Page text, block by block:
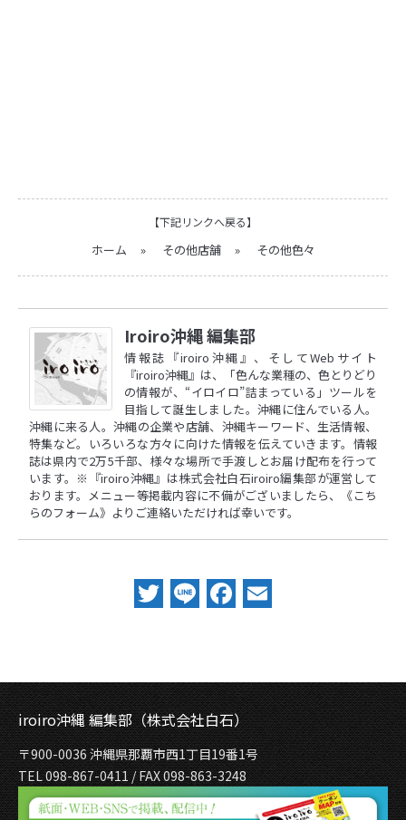
【下記リンクへ戻る】
ホーム » その他店舗 » その他色々
Iroiro沖縄 編集部
情報誌『iroiro沖縄』、そしてWebサイト
『iroiro沖縄』は、「色んな業種の、色とりどり
の情報が、“イロイロ”詰まっている」ツールを
目指して誕生しました。沖縄に住んでいる人。
沖縄に来る人。沖縄の企業や店舗、沖縄キーワード、生活情報、
特集など。いろいろな方々に向けた情報を伝えていきます。情報
誌は県内で2万5千部、様々な場所で手渡しとお届け配布を行って
います。※『iroiro沖縄』は株式会社白石iroiro編集部が運営して
おります。メニュー等掲載内容に不備がございましたら、
《こち
らのフォーム》 よりご連絡いただければ幸いです。
Twitter
LineFacebook
iroiro沖縄 編集部（株式会社白石）
〒900-0036 沖縄県那覇市西1丁目19番1号
TEL 098-867-0411 / FAX 098-863-3248